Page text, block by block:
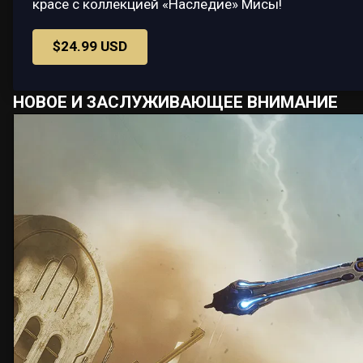
красе с коллекцией «Наследие» Мисы!
$24.99 USD
НОВОЕ И ЗАСЛУЖИВАЮЩЕЕ ВНИМАНИЕ